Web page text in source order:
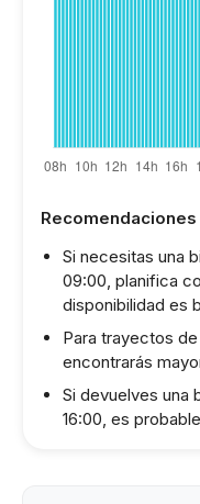
Recomendaciones
Si necesitas una
09:00, planifica
disponibilidad es
Para trayectos
encontrarás
Si devuelves una
16:00, es